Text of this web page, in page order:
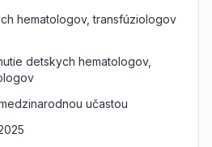
hematologov, transfúziologov
detskych hematologov,
učastou